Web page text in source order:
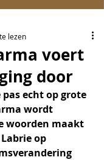
voert
door
lezen
echt op grote
wordt
woorden maakt
op